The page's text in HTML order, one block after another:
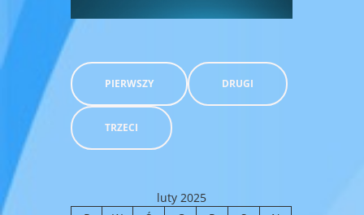
PIERWSZY DRUGI
TRZECI
luty 2025